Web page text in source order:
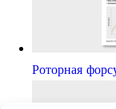
Роторная